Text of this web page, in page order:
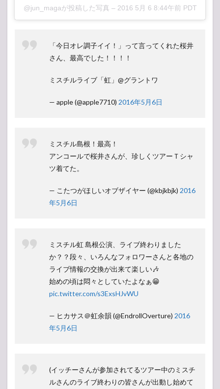
@jun_magaが投稿した写真 – 2016 5月 6 8:44午前 PDT
「今日オレ調子イイ！」って言ってくれた桜井
さん、最高でした！！！！
ミスチルライブ「虹」@グラントワ
— apple (@apple7710) 2016年5月6日
ミスチル島根！最高！
アンコールで桜井さんが、珍しくツアーＴシャ
ツ着てた。
— こたつがほしいオブザイヤー (@kbjkbjk) 2016
年5月6日
ミスチル虹 島根公演、ライブ終わりました
か？？段々、いろんなフォロワーさんと各地の
ライブ情報の交換が出来て楽しい🎶
始めの頃は悶々としていたよなぁ😁
pic.twitter.com/s3ExsHJvWU
— ヒカサス＠虹余韻 (@EndrollOverture) 2016
年5月6日
(イッチーさんが参加されてるツアー中のミスチ
ルさんのライブ終わりの皆さんが出動し始めて